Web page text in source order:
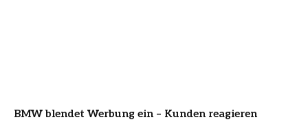
BMW blendet Werbung ein – Kunden reagieren